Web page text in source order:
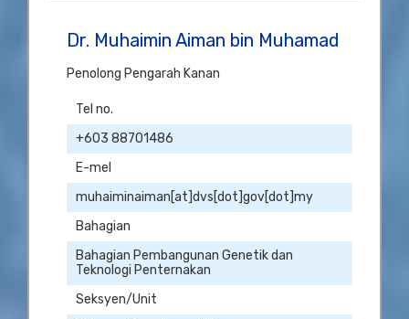
Dr. Muhaimin Aiman bin Muhamad
Penolong Pengarah Kanan
Tel no.
+603 88701486
E-mel
muhaiminaiman[at]dvs[dot]gov[dot]my
Bahagian
Bahagian Pembangunan Genetik dan
Teknologi Penternakan
Seksyen/Unit